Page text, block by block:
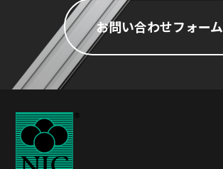
お問い合わせフォーム